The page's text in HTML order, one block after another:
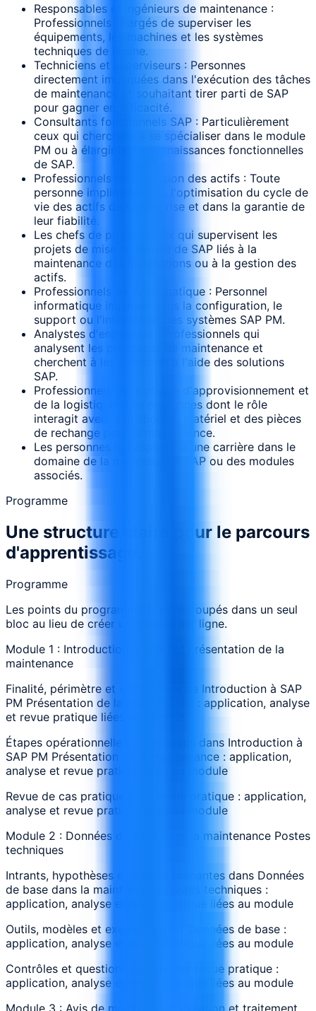
Responsables et ingénieurs de maintenance :
Professionnels chargés de superviser les
équipements, les machines et les systèmes
techniques de l'usine.
Techniciens et superviseurs : Personnes
directement impliquées dans l'exécution des tâches
de maintenance et souhaitant tirer parti de SAP
pour gagner en efficacité.
Consultants fonctionnels SAP : Particulièrement
ceux qui cherchent à se spécialiser dans le module
PM ou à élargir leurs connaissances fonctionnelles
de SAP.
Professionnels de la gestion des actifs : Toute
personne impliquée dans l'optimisation du cycle de
vie des actifs de l'entreprise et dans la garantie de
leur fiabilité.
Les chefs de projet : Ceux qui supervisent les
projets de mise en œuvre de SAP liés à la
maintenance des installations ou à la gestion des
actifs.
Professionnels de l'informatique : Personnel
informatique impliqué dans la configuration, le
support ou l'intégration des systèmes SAP PM.
Analystes d'entreprise : Professionnels qui
analysent les processus de maintenance et
cherchent à les améliorer à l'aide des solutions
SAP.
Professionnels de la chaîne d'approvisionnement et
de la logistique : Les personnes dont le rôle
interagit avec la gestion du matériel et des pièces
de rechange pour la maintenance.
Les personnes qui aspirent à une carrière dans le
domaine de la maintenance SAP ou des modules
associés.
Programme
Une structure claire pour le parcours
d'apprentissage.
Programme
Les points du programme sont regroupés dans un seul
bloc au lieu de créer un module par ligne.
Module 1 : Introduction à SAP PM Présentation de la
maintenance
Finalité, périmètre et vocabulaire de Introduction à SAP
PM Présentation de la maintenance : application, analyse
et revue pratique liées au module
Étapes opérationnelles et décisions dans Introduction à
SAP PM Présentation de la maintenance : application,
analyse et revue pratique liées au module
Revue de cas pratique pour revue pratique : application,
analyse et revue pratique liées au module
Module 2 : Données de base dans la maintenance Postes
techniques
Intrants, hypothèses et parties prenantes dans Données
de base dans la maintenance Postes techniques :
application, analyse et revue pratique liées au module
Outils, modèles et exemples pour Données de base :
application, analyse et revue pratique liées au module
Contrôles et questions de suivi sur revue pratique :
application, analyse et revue pratique liées au module
Module 3 : Avis de maintenance Création et traitement